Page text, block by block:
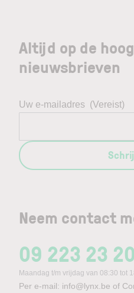
Neem contact
09 223 23 20
Maandag t/m vrijdag van 08:30 tot
Per e-mail: info@lynx.be of
Altijd op de
nieuwsbrieven
Uw e-mailadres (Vereist)